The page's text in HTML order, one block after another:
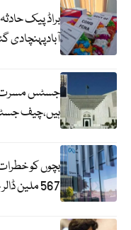
آبادپہنچادی
جسٹس مسرت
ہیں،چیف
بچوں کو
567 ملین ڈالر جرمانہ